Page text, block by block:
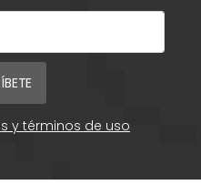
y términos de uso